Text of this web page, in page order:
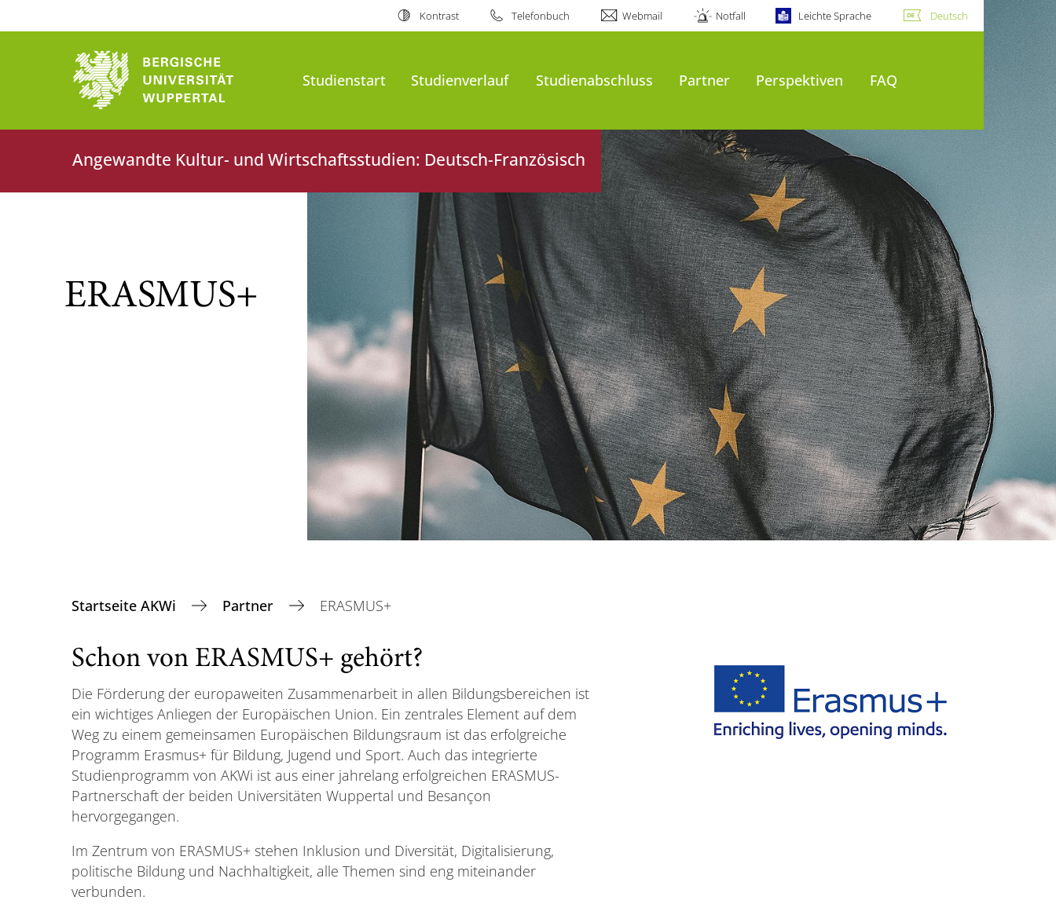
Kontrast Telefonbuch Webmail Notfall Leichte Sprache Deutsch
Studienstart Studienverlauf Studienabschluss Partner Perspektiven FAQ
Angewandte Kultur- und Wirtschaftsstudien: Deutsch-Französisch
ERASMUS+
Startseite AKWi Partner ERASMUS+
Schon von ERASMUS+ gehört?
Die Förderung der europaweiten Zusammenarbeit in allen Bildungsbereichen ist
ein wichtiges Anliegen der Europäischen Union. Ein zentrales Element auf dem
Weg zu einem gemeinsamen Europäischen Bildungsraum ist das erfolgreiche
Programm Erasmus+ für Bildung, Jugend und Sport. Auch das integrierte
Studienprogramm von AKWi ist aus einer jahrelang erfolgreichen ERASMUS-
Partnerschaft der beiden Universitäten Wuppertal und Besançon
hervorgegangen.
Im Zentrum von ERASMUS+ stehen Inklusion und Diversität, Digitalisierung,
politische Bildung und Nachhaltigkeit, alle Themen sind eng miteinander
verbunden.